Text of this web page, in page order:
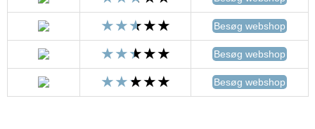
Besøg webshop
Besøg webshop
Besøg webshop